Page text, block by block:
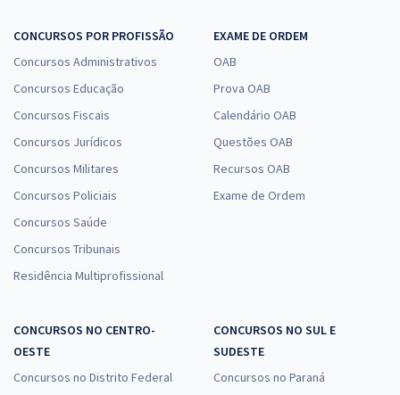
CONCURSOS POR PROFISSÃO
Concursos Administrativos
Concursos Educação
Concursos Fiscais
Concursos Jurídicos
Concursos Militares
Concursos Policiais
Concursos Saúde
Concursos Tribunais
Residência Multiprofissional
EXAME DE ORDEM
OAB
Prova OAB
Calendário OAB
Questões OAB
Recursos OAB
Exame de Ordem
CONCURSOS NO CENTRO-
OESTE
Concursos no Distrito Federal
CONCURSOS NO SUL E
SUDESTE
Concursos no Paraná